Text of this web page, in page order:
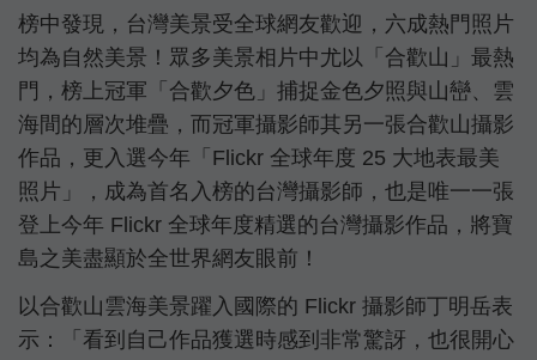
榜中發現，台灣美景受全球網友歡迎，六成熱門照片
均為自然美景！眾多美景相片中尤以「合歡山」最熱
門，榜上冠軍「合歡夕色」捕捉金色夕照與山巒、雲
海間的層次堆疊，而冠軍攝影師其另一張合歡山攝影
作品，更入選今年「Flickr 全球年度 25 大地表最美
照片」，成為首名入榜的台灣攝影師，也是唯一一張
登上今年 Flickr 全球年度精選的台灣攝影作品，將寶
島之美盡顯於全世界網友眼前！
以合歡山雲海美景躍入國際的 Flickr 攝影師丁明岳表
示：「看到自己作品獲選時感到非常驚訝，也很開心